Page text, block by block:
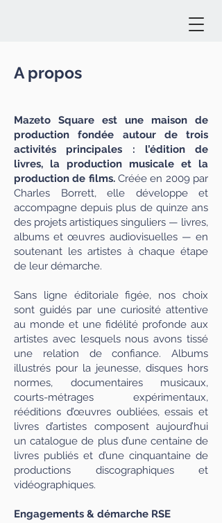
A propos
Mazeto Square est une maison de
production fondée autour de trois
activités principales : l’édition de
livres, la production musicale et la
production de films. Créée en 2009 par
Charles Borrett, elle développe et
accompagne depuis plus de quinze ans
des projets artistiques singuliers — livres,
albums et œuvres audiovisuelles — en
soutenant les artistes à chaque étape
de leur démarche.
Sans ligne éditoriale figée, nos choix
sont guidés par une curiosité attentive
au monde et une fidélité profonde aux
artistes avec lesquels nous avons tissé
une relation de confiance. Albums
illustrés pour la jeunesse, disques hors
normes, documentaires musicaux,
courts-métrages expérimentaux,
rééditions d’œuvres oubliées, essais et
livres d’artistes composent aujourd’hui
un catalogue de plus d’une centaine de
livres publiés et d’une cinquantaine de
productions discographiques et
vidéographiques.
Engagements & démarche RSE